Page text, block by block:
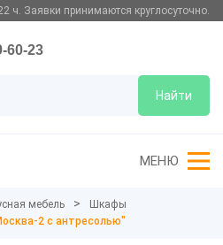
ч. Заявки принимаются круглосуточно.
Найти
60-23
МЕНЮ
мебель
Шкафы
2 с антресолью"